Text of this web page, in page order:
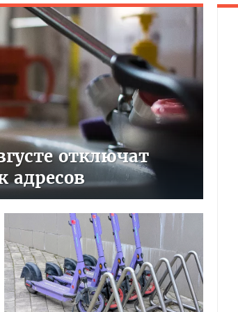
отключат
адресов